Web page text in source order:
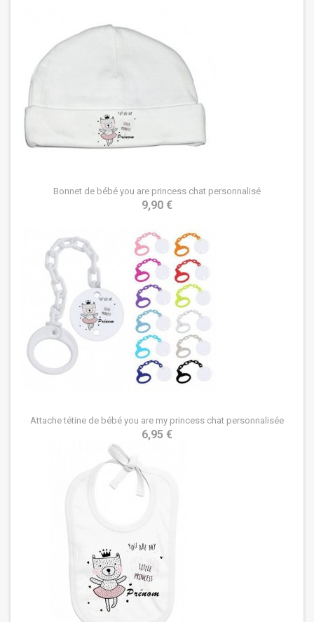
Bonnet de bébé you are princess chat personnalisé
9,90 €
Attache tétine de bébé you are my princess chat personnalisée
6,95 €